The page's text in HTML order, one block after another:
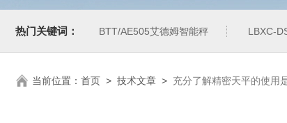
热门关键词： BTT/AE505艾德姆智能秤 LBXC-
当前位置： 首页 > 技术文章 > 充分了解精密天平的使用